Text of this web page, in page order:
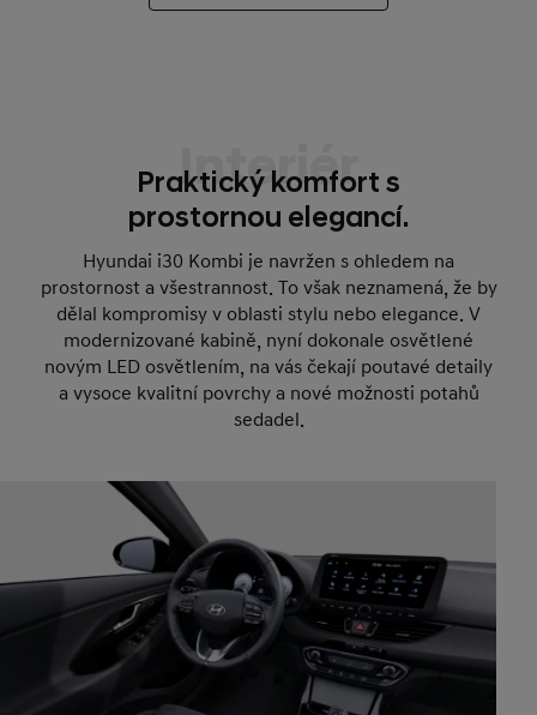
Interiér
Praktický komfort s
prostornou elegancí.
Hyundai i30 Kombi je navržen s ohledem na
prostornost a všestrannost. To však neznamená, že by
dělal kompromisy v oblasti stylu nebo elegance. V
modernizované kabině, nyní dokonale osvětlené
novým LED osvětlením, na vás čekají poutavé detaily
a vysoce kvalitní povrchy a nové možnosti potahů
sedadel.